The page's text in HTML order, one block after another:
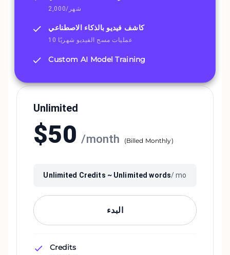
2,000/شهر
كاشف فيديو بالذكاء الاصطناعي
10 عمليات مسح الفيديو شهريًا
Custom AI Model Training
Unlimited
$50 /month (Billed Monthly)
Unlimited Credits ~ Unlimited words/ mo
البدء
Credits